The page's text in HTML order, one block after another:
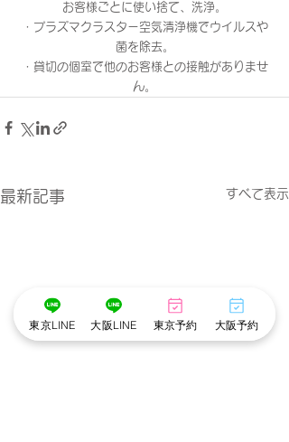
お客様ごとに使い捨て、洗浄。
・プラズマクラスター空気清浄機でウイルスや
菌を除去。
・貸切の個室で他のお客様との接触がありませ
ん。
最新記事 すべて表示
東京LINE 大阪LINE 東京予約 大阪予約